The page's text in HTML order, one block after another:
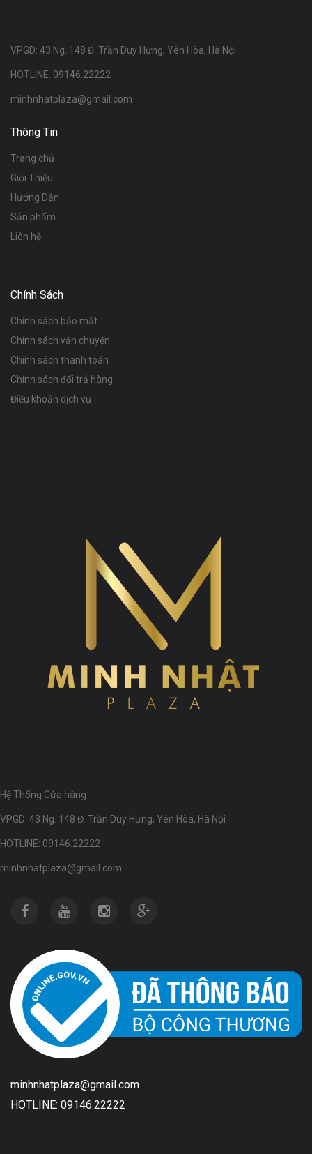
VPGD: 43 Ng. 148 Đ. Trần Duy Hưng, Yên Hòa, Hà Nội
HOTLINE: 09146.22222
minhnhatplaza@gmail.com
Thông Tin
Trang chủ
Giới Thiệu
Hướng Dẫn
Sản phẩm
Liên hệ
Chính Sách
Chính sách bảo mật
Chính sách vận chuyển
Chính sách thanh toán
Chính sách đổi trả hàng
Điều khoản dịch vụ
Hệ Thống Cửa hàng
VPGD: 43 Ng. 148 Đ. Trần Duy Hưng, Yên Hòa, Hà Nội
HOTLINE: 09146.22222
minhnhatplaza@gmail.com
minhnhatplaza@gmail.com
HOTLINE: 09146.22222